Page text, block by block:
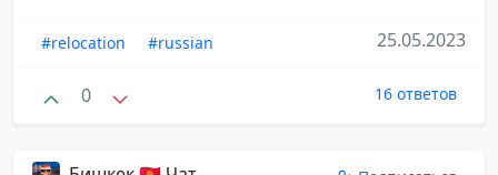
#relocation #russian 25.05.2023
0 16 ответов